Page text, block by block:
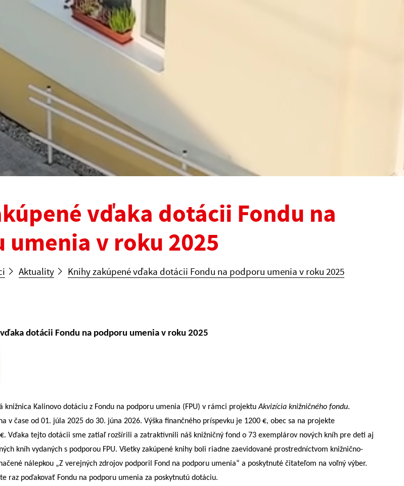
vďaka dotácii Fondu na
umenia v roku 2025
Aktuality Knihy zakúpené vďaka dotácii Fondu na podporu umenia v roku 2025
dotácii Fondu na podporu umenia v roku 2025
knižnica Kalinovo dotáciu z Fondu na podporu umenia (FPU) v rámci projektuAkvizícia knižničného fondu.
v čase od 01. júla 2025 do 30. júna 2026. Výška finančného príspevku je 1200 €, obec sa na projekte
Vďaka tejto dotácii sme zatiaľ rozšírili a zatraktívnili náš knižničný fond o 73 exemplárov nových kníh pre deti aj
kníh vydaných s podporou FPU. Všetky zakúpené knihy boli riadne zaevidované prostredníctvom knižnično-
nálepkou „Z verejných zdrojov podporil Fond na podporu umenia“ a poskytnuté čitateľom na voľný výber.
raz poďakovať Fondu na podporu umenia za poskytnutú dotáciu.